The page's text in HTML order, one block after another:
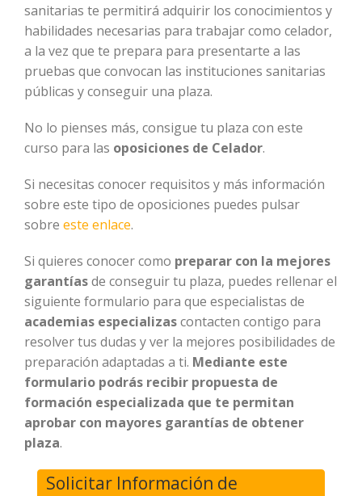
sanitarias te permitirá adquirir los conocimientos y
habilidades necesarias para trabajar como celador,
a la vez que te prepara para presentarte a las
pruebas que convocan las instituciones sanitarias
públicas y conseguir una plaza.
No lo pienses más, consigue tu plaza con este
curso para las oposiciones de Celador.
Si necesitas conocer requisitos y más información
sobre este tipo de oposiciones puedes pulsar
sobre este enlace.
Si quieres conocer como preparar con la mejores
garantíasde conseguir tu plaza, puedes rellenar el
siguiente formulario para que especialistas de
academias especializascontacten contigo para
resolver tus dudas y ver la mejores posibilidades de
preparación adaptadas a ti. Mediante este
formulario podrás recibir propuesta de
formación especializada que te permitan
aprobar con mayores garantías de obtener
plaza.
Solicitar Información de